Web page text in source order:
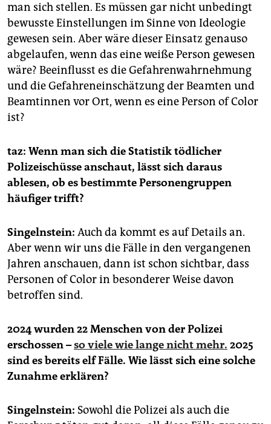
man sich stellen. Es müssen gar nicht unbedingt
bewusste Einstellungen im Sinne von Ideologie
gewesen sein. Aber wäre dieser Einsatz genauso
abgelaufen, wenn das eine weiße Person gewesen
wäre? Beeinflusst es die Gefahrenwahrnehmung
und die Gefahreneinschätzung der Beamten und
Beamtinnen vor Ort, wenn es eine Person of Color
ist?
taz: Wenn man sich die Statistik tödlicher
Polizeischüsse anschaut, lässt sich daraus
ablesen, ob es bestimmte Personengruppen
häufiger trifft?
Singelnstein: Auch da kommt es auf Details an.
Aber wenn wir uns die Fälle in den vergangenen
Jahren anschauen, dann ist schon sichtbar, dass
Personen of Color in besonderer Weise davon
betroffen sind.
2024 wurden 22 Menschen von der Polizei
erschossen –so viele wie lange nicht mehr. 2025
sind es bereits elf Fälle. Wie lässt sich eine solche
Zunahme erklären?
Singelnstein: Sowohl die Polizei als auch die